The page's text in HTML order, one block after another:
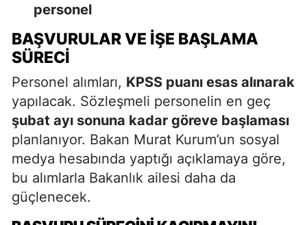
personel
BAŞVURULAR VE İŞE BAŞLAMA
SÜRECI
Personel alımları, KPSS puanı esas alınarak
yapılacak. Sözleşmeli personelin en geç
şubat ayı sonuna kadar göreve başlaması
planlanıyor. Bakan Murat Kurum’un sosyal
medya hesabında yaptığı açıklamaya göre,
bu alımlarla Bakanlık ailesi daha da
güçlenecek.